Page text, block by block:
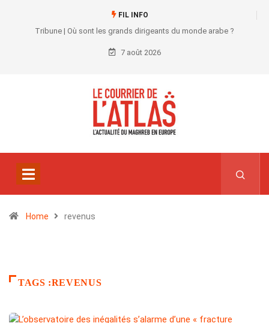
FIL INFO
Tribune | Où sont les grands dirigeants du monde arabe ?
7 août 2026
Home revenus
TAGS :REVENUS